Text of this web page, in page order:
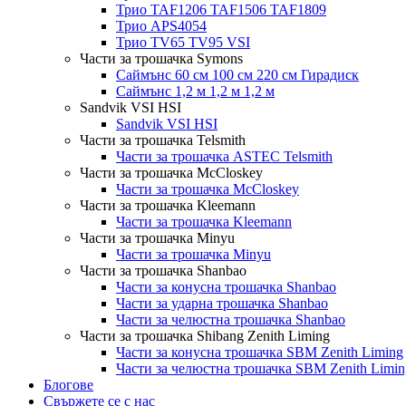
Трио TAF1206 TAF1506 TAF1809
Трио APS4054
Трио TV65 TV95 VSI
Части за трошачка Symons
Саймънс 60 см 100 см 220 см Гирадиск
Саймънс 1,2 м 1,2 м 1,2 м
Sandvik VSI HSI
Sandvik VSI HSI
Части за трошачка Telsmith
Части за трошачка ASTEC Telsmith
Части за трошачка McCloskey
Части за трошачка McCloskey
Части за трошачка Kleemann
Части за трошачка Kleemann
Части за трошачка Minyu
Части за трошачка Minyu
Части за трошачка Shanbao
Части за конусна трошачка Shanbao
Части за ударна трошачка Shanbao
Части за челюстна трошачка Shanbao
Части за трошачка Shibang Zenith Liming
Части за конусна трошачка SBM Zenith Liming
Части за челюстна трошачка SBM Zenith
Блогове
Свържете се с нас